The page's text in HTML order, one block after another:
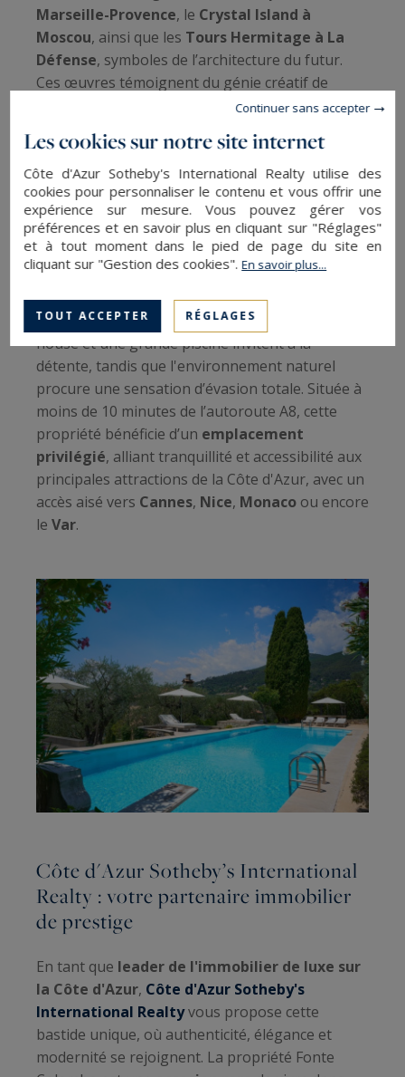
Marseille-Provence, le Crystal Island à
Moscou, ainsi que les Tours Hermitage à La
Défense, symboles de l’architecture du futur.
Ces œuvres témoignent du génie créatif de
Foster, qui a su apporter à Fonte Colombo un
esthétique intemporelle.
Un domaine provençal d’une rare
beauté
Le domaine s'étend sur près de 36 000 m²,
incluant600 oliviers centenaires,
etdeux vastes jardins potagers
house et une grande piscine invitent à la
détente, tandis que l'environnement naturel
procure une sensation d’évasion totale. Située à
moins de 10 minutes de l’autoroute A8, cette
propriété bénéficie d’un emplacement
privilégié, alliant tranquillité et accessibilité aux
principales attractions de la Côte d'Azur, avec un
accès aisé vers Cannes, Nice, Monaco ou encore
le Var.
Côte d'Azur Sotheby’s International
Realty : votre partenaire immobilier
de prestige
En tant que leader de l'immobilier de luxe sur
la Côte d'Azur, Côte d'Azur Sotheby's
International Realtyvous propose cette
bastide unique, où authenticité, élégance et
modernité se rejoignent. La propriété Fonte
Les cookies sur notre site internet
Côte d'Azur Sotheby's International Realty utilise des
cookies pour personnaliser le contenu et vous offrir une
expérience sur mesure. Vous pouvez gérer vos
préférences et en savoir plus en cliquant sur "Réglages"
et à tout moment dans le pied de page du site en
cliquant sur "Gestion des cookies".En savoir plus...
TOUT ACCEPTER RÉGLAGES
Continuer sans accepter